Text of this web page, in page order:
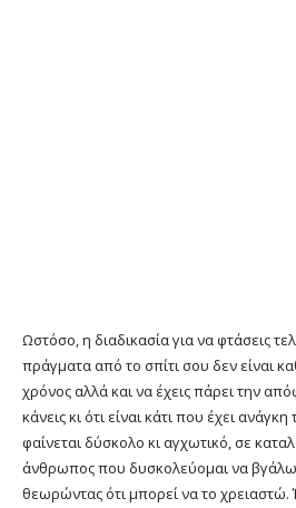
Ωστόσο, η διαδικασία για να φτάσεις
πράγματα από το σπίτι σου δεν είναι
χρόνος αλλά και να έχεις πάρει την
κάνεις κι ότι είναι κάτι που έχει
φαίνεται δύσκολο κι αγχωτικό, σε
άνθρωπος που δυσκολεύομαι να βγάλω
θεωρώντας ότι μπορεί να το